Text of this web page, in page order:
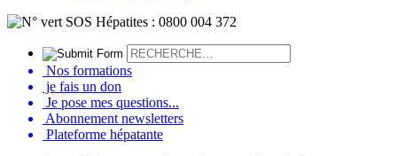
Nos formations
je fais un don
Je pose mes questions...
Abonnement newsletters
Plateforme hépatante